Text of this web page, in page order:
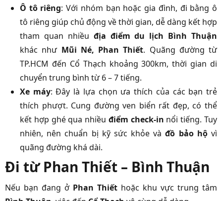
Ô tô riêng: Với nhóm bạn hoặc gia đình, đi bằng ô
tô riêng giúp chủ động về thời gian, dễ dàng kết hợp
tham quan nhiều địa điểm du lịch Bình Thuận
khác như Mũi Né, Phan Thiết. Quãng đường từ
TP.HCM đến Cổ Thạch khoảng 300km, thời gian di
chuyển trung bình từ 6 – 7 tiếng.
Xe máy: Đây là lựa chọn ưa thích của các bạn trẻ
thích phượt. Cung đường ven biển rất đẹp, có thể
kết hợp ghé qua nhiều điểm check-in nổi tiếng. Tuy
nhiên, nên chuẩn bị kỹ sức khỏe vàđồ bảo hộvì
quãng đường khá dài.
Đi từ Phan Thiết – Bình Thuận
Nếu bạn đang ở Phan Thiết hoặc khu vực trung tâm